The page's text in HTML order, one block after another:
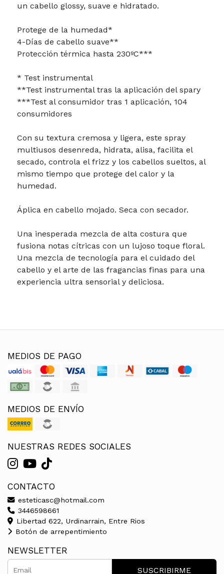
un cabello glossy, suave e hidratado.
Protege de la humedad*
4-Días de cabello suave**
Protección térmica hasta 230ºC***
* Test instrumental
**Test instrumental tras la aplicación del spary
***Test al consumidor tras 1 aplicación, 104
consumidores
Con su textura cremosa y ligera, este spray
multiusos desenreda, hidrata, alisa, facilita el
secado, controla el frizz y los cabellos sueltos, al
mismo tiempo que protege del calor y la
humedad.
Áplica en cabello mojado. Seca con secador.
Una inesperada mezcla de alta costura que
fusiona notas cítricas con un lujoso toque floral.
Una mezcla de tecnología para el cuidado del
cabello y el arte de las fragancias finas para una
experiencia ultra sensorial y deliciosa.
MEDIOS DE PAGO
MEDIOS DE ENVÍO
NUESTRAS REDES SOCIALES
CONTACTO
esteticasc@hotmail.com
3446598661
Libertad 622, Urdinarrain, Entre Rios
Botón de arrepentimiento
NEWSLETTER
SUSCRIBIRME